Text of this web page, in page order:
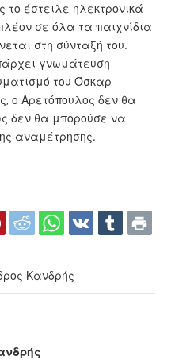
έστειλε ηλεκτρονικά
σε όλα τα παιχνίδια
στη σύνταξή του.
γνωμάτευση
του Όσκαρ
ο Αρετόπουλος δεν θα
δεν θα μπορούσε να
αναμέτρησης.
Κανδρής